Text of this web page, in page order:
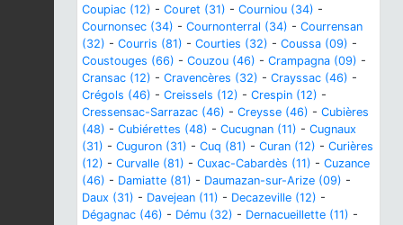
Coupiac (12) - Couret (31) - Courniou (34) -
Cournonsec (34) - Cournonterral (34) - Courrensan
(32) - Courris (81) - Courties (32) - Coussa (09) -
Coustouges (66) - Couzou (46) - Crampagna (09) -
Cransac (12) - Cravencères (32) - Crayssac (46) -
Crégols (46) - Creissels (12) - Crespin (12) -
Cressensac-Sarrazac (46) - Creysse (46) - Cubières
(48) - Cubiérettes (48) - Cucugnan (11) - Cugnaux
(31) - Cuguron (31) - Cuq (81) - Curan (12) - Curières
(12) - Curvalle (81) - Cuxac-Cabardès (11) - Cuzance
(46) - Damiatte (81) - Daumazan-sur-Arize (09) -
Daux (31) - Davejean (11) - Decazeville (12) -
Dégagnac (46) - Dému (32) - Dernacueillette (11) -